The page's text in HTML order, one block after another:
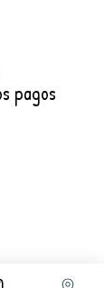
pagos